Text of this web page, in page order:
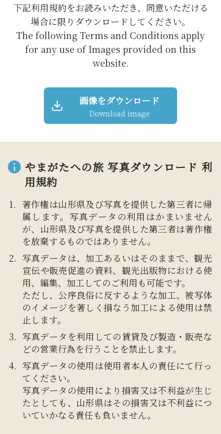
下記利用規約をお読みいただき、同意いただける
場合に限りダウンロードしてください。
The following Terms and Conditions apply
for any use of Images provided on this
website.
画像をダウンロード
Download image
やまがたへの旅 写真ダウンロード 利
用規約
著作権は山形県及び写真を提供した第三者に帰
属します。写真データの利用はかまいません
が、山形県及び写真を提供した第三者は著作権
を放棄するものではありません。
写真データは、加工あるいはそのままで、観光
宣伝や販売促進の資料、観光出版物における使
用、編集、加工してのご利用も可能です。
ただし、公序良俗に反するような加工、被写体
のイメージを著しく損なう加工による使用は禁
止します。
写真データを利用しての賃貸及び製造・販売な
どの営業行為を行うことを禁止します。
写真データの使用は使用者本人の責任にて行っ
てください。
写真データの使用により損害又は不利益が生じ
たとしても、山形県はその損害又は不利益につ
いていかなる責任も負いません。